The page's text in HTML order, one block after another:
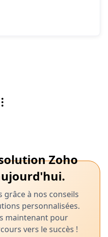
Zoho
à nos conseils
personnalisées.
maintenant pour
vers le succès !